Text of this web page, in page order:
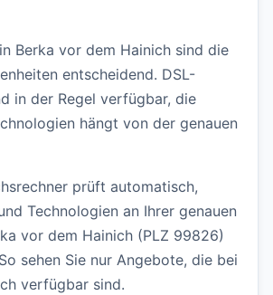
Berka vor dem Hainich sind die
entscheidend. DSL-
in der Regel verfügbar, die
hängt von der genauen
prüft automatisch,
Technologien an Ihrer genauen
vor dem Hainich (PLZ 99826)
sehen Sie nur Angebote, die bei
verfügbar sind.